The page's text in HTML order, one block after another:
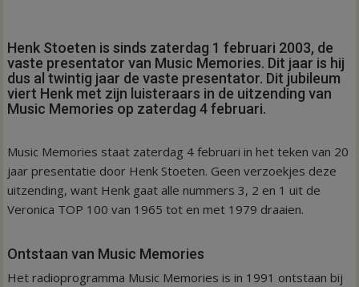
Henk Stoeten is sinds zaterdag 1 februari 2003, de
vaste presentator van Music Memories. Dit jaar is hij
dus al twintig jaar de vaste presentator. Dit jubileum
viert Henk met zijn luisteraars in de uitzending van
Music Memories op zaterdag 4 februari.
Music Memories staat zaterdag 4 februari in het teken van 20
jaar presentatie door Henk Stoeten. Geen verzoekjes deze
uitzending, want Henk gaat alle nummers 3, 2 en 1 uit de
Veronica TOP 100 van 1965 tot en met 1979 draaien.
Ontstaan van Music Memories
Het radioprogramma Music Memories is in 1991 ontstaan bij